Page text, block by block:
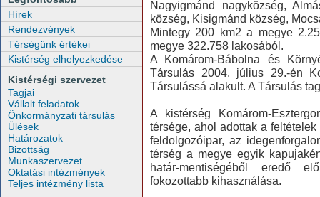
Hírek
Rendezvények
Térségünk értékei
Kistérség elhelyezkedése
Kistérségi szervezet
Tagjai
Vállalt feladatok
Önkormányzati társulás
Ülések
Határozatok
Bizottság
Munkaszervezet
Oktatási intézmények
Teljes intézmény lista
Nagyigmánd nagyközség,
község, Kisigmánd község,
Mintegy 200 km2 a megye
megye 322.758 lakosából.
A Komárom-Bábolna és
Társulás 2004. július 29.-én
Társulássá alakult. A Társulás
A kistérség Komárom-
térsége, ahol adottak a
feldolgozóipar, az
térség a megye egyik
határ-mentiségéből eredő
fokozottabb kihasználása.